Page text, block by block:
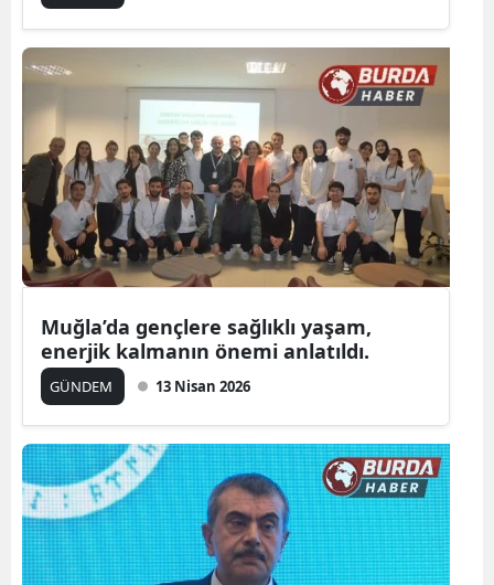
Muğla’da gençlere sağlıklı yaşam,
enerjik kalmanın önemi anlatıldı.
GÜNDEM 13 Nisan 2026